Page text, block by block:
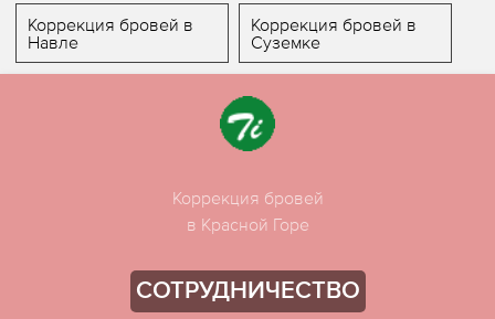
Коррекция бровей в
Навле
Коррекция бровей в
Суземке
Коррекция бровей
в Красной Горе
СОТРУДНИЧЕСТВО